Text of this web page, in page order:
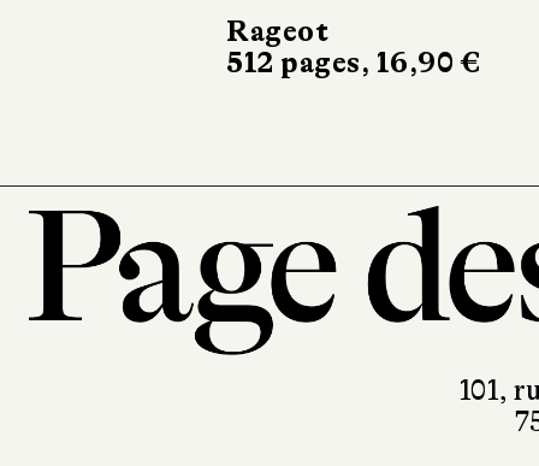
Rageot
512 pages, 16,90 €
101,